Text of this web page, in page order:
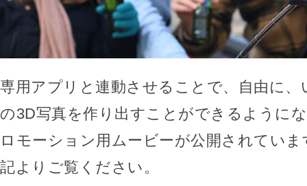
専用アプリと連動させることで、自由に
の3D写真を作り出すことができるように
ロモーション用ムービーが公開されてい
記よりご覧ください。